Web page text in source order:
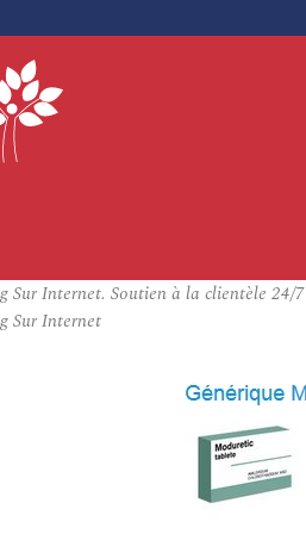
Sur Internet. Soutien à la clientèle 24/7
Sur Internet